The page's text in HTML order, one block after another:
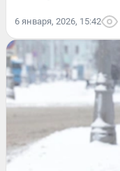
6 января, 2026, 15:42